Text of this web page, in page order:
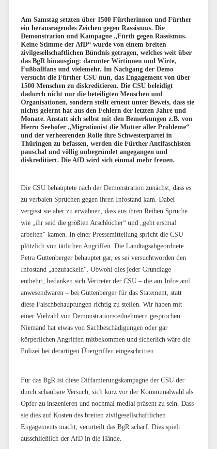
Am Samstag setzten über 1500 Fürtherinnen und Fürther
ein herausragendes Zeichen gegen Rassismus. Die
Demonstration und Kampagne „Fürth gegen Rassismus.
Keine Stimme der AfD“ wurde von einem breiten
zivilgesellschaftlichen Bündnis getragen, welches weit über
das BgR hinausging: darunter Wirtinnen und Wirte,
Fußballfans und vielemehr. Im Nachgang der Demo
versucht die Fürther CSU nun, das Engagement von über
1500 Menschen zu diskreditieren. Die CSU beleidigt
dadurch nicht nur die beteiligten Menschen und
Organisationen, sondern stellt erneut unter Beweis, dass sie
nichts gelernt hat aus den Fehlern der letzten Jahre und
Monate. Anstatt sich selbst mit den Bemerkungen z.B. von
Herrn Seehofer „Migrationist die Mutter aller Probleme“
und der verheerenden Rolle ihre Schwesterpartei in
Thüringen zu befassen, werden die Fürther Antifaschisten
pauschal und völlig unbegründet angegangen und
diskreditiert. Die AfD wird sich einmal mehr freuen.
Die CSU behauptete nach der Demonstration zunächst, dass es
zu verbalen Sprüchen gegen ihren Infostand kam. Dabei
vergisst sie aber zu erwähnen, dass aus ihren Reihen Sprüche
wie „ihr seid die größten Arschlöcher“ und „geht erstmal
arbeiten“ kamen. In einer Pressemitteilung spricht die CSU
plötzlich von tätlichen Angriffen. Die Landtagsabgeordnete
Petra Guttenberger behauptet gar, es sei versuchtworden den
Infostand „abzufackeln“. Obwohl dies jeder Grundlage
entbehrt, bedanken sich Vertreter der CSU – die am Infostand
anwesendwaren – bei Guttenberger für das Statement, statt
diese Falschbehauptungen richtig zu stellen. Wir haben mit
einer Vielzahl von Demonstrationsteilnehmern gesprochen:
Niemand hat etwas von Sachbeschädigungen oder gar
körperlichen Angriffen mitbekommen und sicherlich wäre die
Polizei bei derartigen Übergriffen eingeschritten.
Für das BgR ist diese Diffamierungskampagne der CSU der
durch schaubare Versuch, sich kurz vor der Kommunalwahl als
Opfer zu inszenieren und nochmal medial präsent zu sein. Dass
sie dies auf Kosten des breiten zivilgesellschaftlichen
Engagements macht, verurteilt das BgR scharf. Dies spielt
ausschließlich der AfD in die Hände.